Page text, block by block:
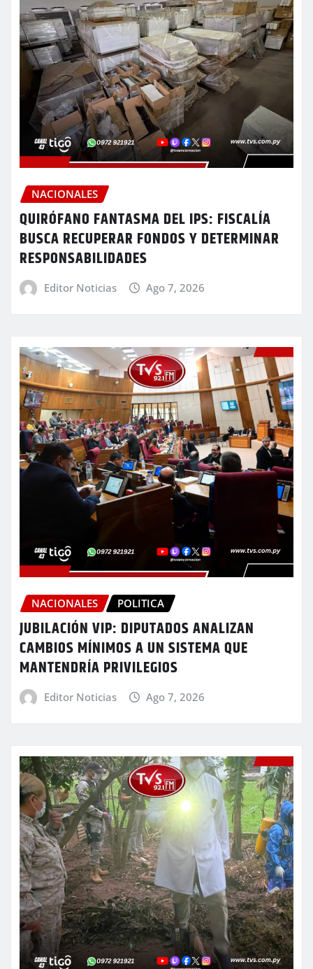
NACIONALES
QUIRÓFANO FANTASMA DEL IPS: FISCALÍA
BUSCA RECUPERAR FONDOS Y DETERMINAR
RESPONSABILIDADES
Editor Noticias Ago 7, 2026
NACIONALES POLITICA
JUBILACIÓN VIP: DIPUTADOS ANALIZAN
CAMBIOS MÍNIMOS A UN SISTEMA QUE
MANTENDRÍA PRIVILEGIOS
Editor Noticias Ago 7, 2026